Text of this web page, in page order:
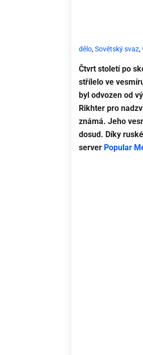
dělo,Sovětský svaz,
Čtvrt století po
střílelo ve
byl odvozen od
Rikhter pro
známá. Jeho
dosud. Díky
server Popular